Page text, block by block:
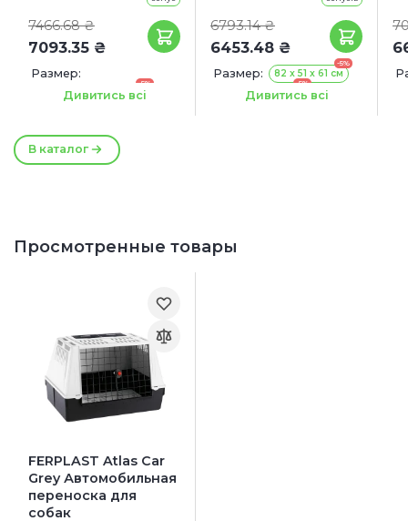
В каталог
7466.68 ₴
7093.35 ₴
Размер:
-5%
108.5 x 72.7 x 76.8 см
Дивитись всі
6793.14 ₴
6453.48 ₴
Размер:
-5%
82 x 51 x 61 см
-5%
100 x 60 x 66 см
Дивитись всі
Просмотренные товары
FERPLAST Atlas Car
Grey Автомобильная
переноска для
собак